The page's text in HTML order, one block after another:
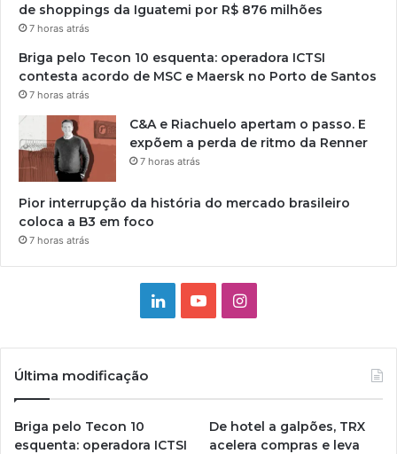
de shoppings da Iguatemi por R$ 876 milhões
7 horas atrás
Briga pelo Tecon 10 esquenta: operadora ICTSI
contesta acordo de MSC e Maersk no Porto de Santos
7 horas atrás
C&A e Riachuelo apertam o passo. E
expõem a perda de ritmo da Renner
7 horas atrás
Pior interrupção da história do mercado brasileiro
coloca a B3 em foco
7 horas atrás
LinkedinYouTubeInstagram
Última modificação
Briga pelo Tecon 10
esquenta: operadora ICTSI
De hotel a galpões, TRX
acelera compras e leva